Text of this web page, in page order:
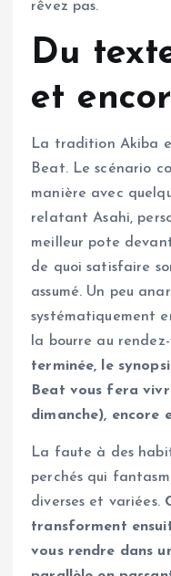
rêvez pas.
Du
et
La tradition Akiba
Beat. Le scénario
manière avec
relatant Asahi,
meilleur pote
de quoi satisfaire
assumé. Un peu
systématiquement
la bourre au rendez-
terminée, le
Beat vous fera
dimanche), encore
La faute à des
perchés qui
diverses et variées.
transforment
vous rendre dans